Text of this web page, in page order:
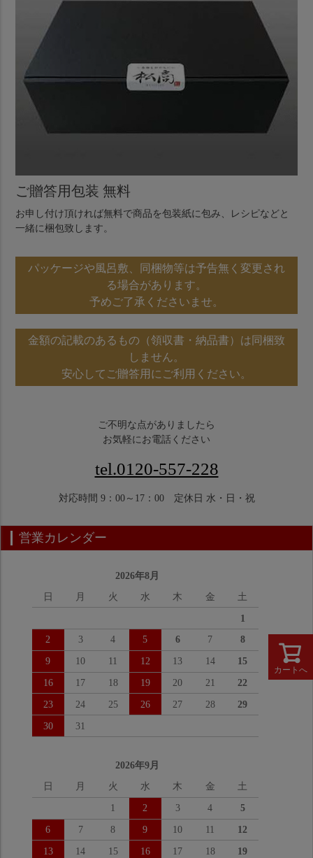
カートへ
ご贈答用包装 無料
お申し付け頂ければ無料で商品を包装紙に包み、レシピなどと
一緒に梱包致します。
パッケージや風呂敷、同梱物等は予告無く変更され
る場合があります。
予めご了承くださいませ。
金額の記載のあるもの（領収書・納品書）は同梱致
しません。
安心してご贈答用にご利用ください。
ご不明な点がありましたら
お気軽にお電話ください
tel.0120-557-228
対応時間 9：00～17：00 定休日 水・日・祝
営業カレンダー
2026年8月
日 月 火 水 木 金 土
1
2 3 4 5 6 7 8
9 10 11 12 13 14 15
16 17 18 19 20 21 22
23 24 25 26 27 28 29
30 31
2026年9月
日 月 火 水 木 金 土
1 2 3 4 5
6 7 8 9 10 11 12
13 14 15 16 17 18 19